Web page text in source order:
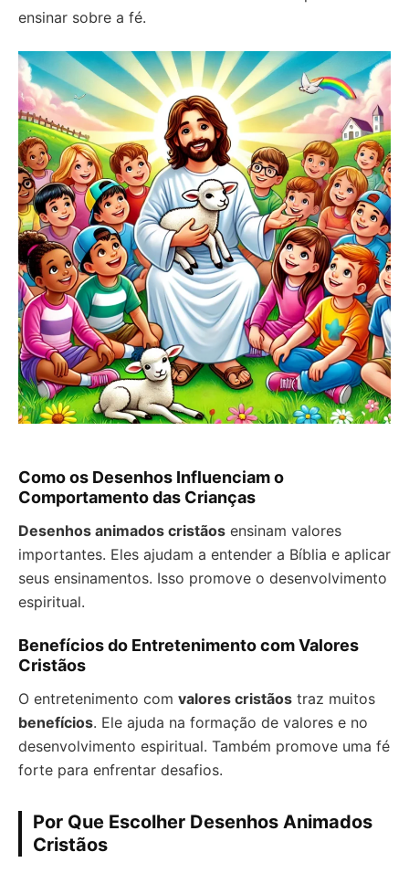
ensinar sobre a fé.
Como os Desenhos Influenciam o
Comportamento das Crianças
Desenhos animados cristãos ensinam valores
importantes. Eles ajudam a entender a Bíblia e aplicar
seus ensinamentos. Isso promove o desenvolvimento
espiritual.
Benefícios do Entretenimento com Valores
Cristãos
O entretenimento com valores cristãos traz muitos
benefícios. Ele ajuda na formação de valores e no
desenvolvimento espiritual. Também promove uma fé
forte para enfrentar desafios.
Por Que Escolher Desenhos Animados
Cristãos